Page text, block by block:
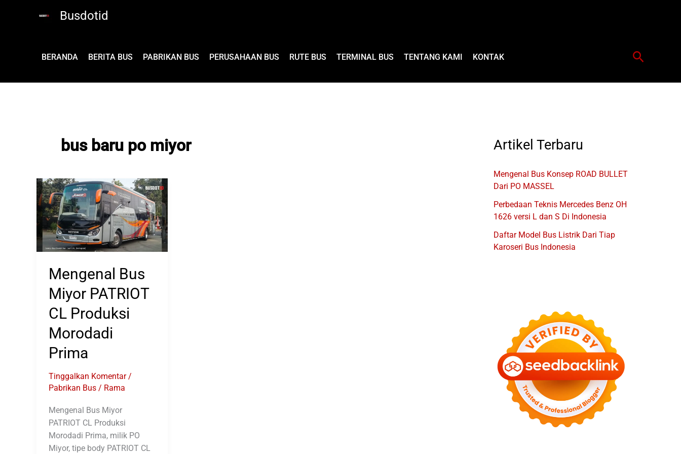
Busdotid
BERANDA BERITA BUS PABRIKAN BUS PERUSAHAAN BUS RUTE BUS TERMINAL BUS TENTANG KAMI KONTAK Cari
bus baru po miyor
Mengenal Bus
Miyor PATRIOT
CL Produksi
Morodadi
Prima
Tinggalkan Komentar /
Pabrikan Bus / Rama
Mengenal Bus Miyor
PATRIOT CL Produksi
Morodadi Prima, milik PO
Miyor, tipe body PATRIOT CL
Artikel Terbaru
Mengenal Bus Konsep ROAD BULLET
Dari PO MASSEL
Perbedaan Teknis Mercedes Benz OH
1626 versi L dan S Di Indonesia
Daftar Model Bus Listrik Dari Tiap
Karoseri Bus Indonesia